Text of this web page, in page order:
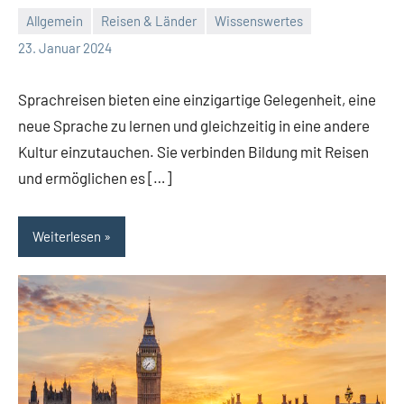
Allgemein Reisen & Länder
Wissenswertes
23. Januar 2024
Redaktion
Keine
Sprachreisen bieten eine einzigartige Gelegenheit, eine
neue Sprache zu lernen und gleichzeitig in eine andere
Kultur einzutauchen. Sie verbinden Bildung mit Reisen
und ermöglichen es […]
Weiterlesen